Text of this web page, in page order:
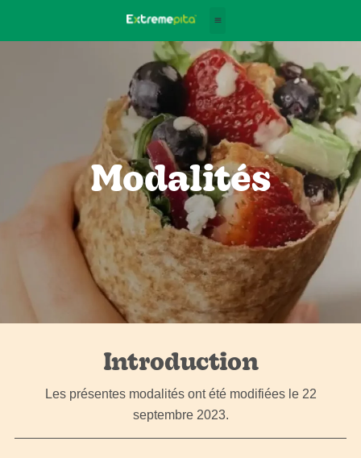
Modalités
Introduction
Les présentes modalités ont été modifiées le 22
septembre 2023.